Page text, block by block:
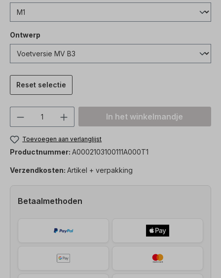
Ontwerp
Reset selectie
Producthoeveelheid: Voer de
In het winkelmandje
Toevoegen aan verlanglijst
Productnummer: A0002103100111A000T1
Verzendkosten: Artikel + verpakking
Betaalmethoden